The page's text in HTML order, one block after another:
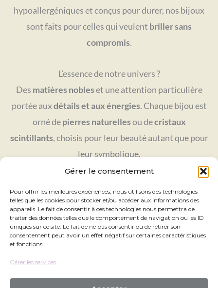
Gérer le consentement
Pour offrir les meilleures expériences, nous utilisons des technologies
telles que les cookies pour stocker et/ou accéder aux informations des
appareils. Le fait de consentir à ces technologies nous permettra de
traiter des données telles que le comportement de navigation ou les ID
uniques sur ce site. Le fait de ne pas consentir ou de retirer son
consentement peut avoir un effet négatif sur certaines caractéristiques
et fonctions.
Gérer les services
hypoallergéniques et conçus pour durer, nos bijoux
sont faits pour celles qui veulent briller sans
compromis.
L’essence de notre univers ?
Des matières nobleset une attention particulière
portée auxdétails et aux énergies. Chaque bijou est
orné depierres naturellesou decristaux
scintillants, choisis pour leur beauté autant que pour
leur symbolique.
✨ Laissez-vous séduire par l’éclat apaisant de
éternelle des cristaux.
Chez Lola, chaque bijou est une invitation àsublimer
ce que vous êtes déjà